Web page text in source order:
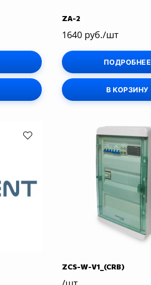
ZA-2
1640 руб./шт
ПОДРОБНЕЕ
В КОРЗИНУ
ZCS-W-V1_(CRB)